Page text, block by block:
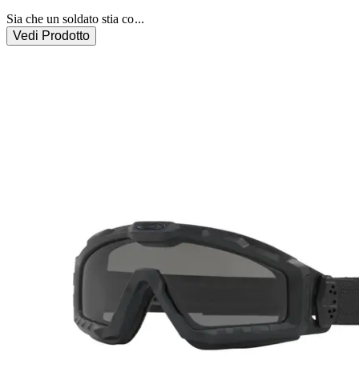
Sia che un soldato stia co...
Vedi Prodotto